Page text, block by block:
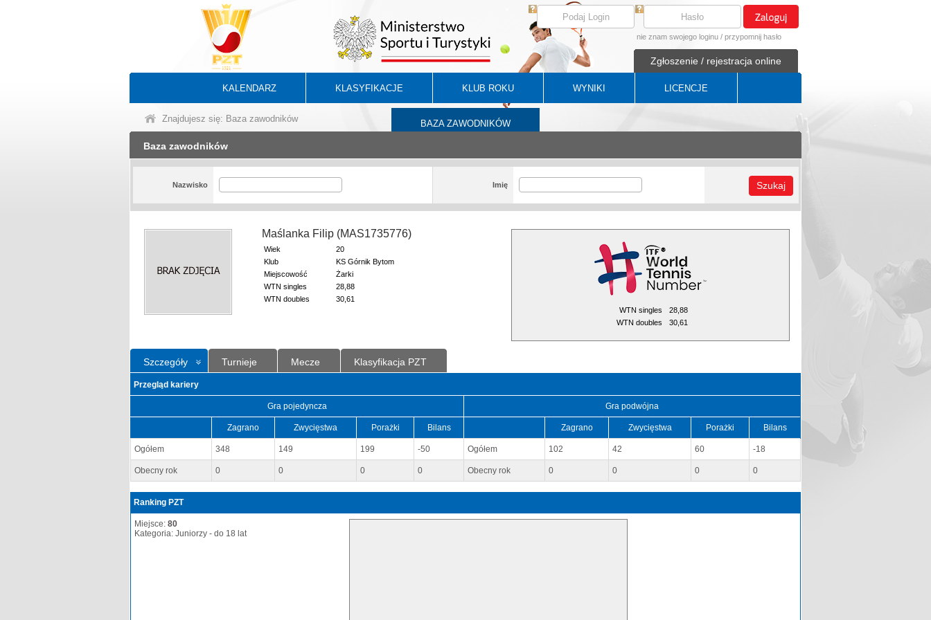
nie znam swojego loginu / przypomnij hasło
Zgłoszenie / rejestracja online
KALENDARZ KLASYFIKACJE KLUB ROKU WYNIKI LICENCJE
BAZA ZAWODNIKÓW
Znajdujesz się: Baza zawodników
Baza zawodników
Nazwisko Imię Szukaj
Maślanka Filip (MAS1735776)
Wiek
20
Klub
KS Górnik Bytom
Miejscowość
Żarki
WTN singles
28,88
WTN doubles
30,61
WTN singles
28,88
WTN doubles
30,61
Szczegóły Turnieje Mecze Klasyfikacja PZT
Przegląd kariery
Gra pojedyncza Gra podwójna
Zagrano Zwycięstwa Porażki Bilans Zagrano Zwycięstwa Porażki Bilans
Ogółem 348 149 199 -50 Ogółem 102 42 60 -18
Obecny rok 0 0 0 0 Obecny rok 0 0 0 0
Ranking PZT
Miejsce: 80
Kategoria: Juniorzy - do 18 lat